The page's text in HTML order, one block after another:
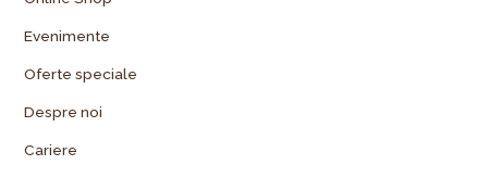
Evenimente
Oferte speciale
Despre noi
Cariere